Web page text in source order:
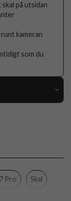
på utsidan
kameran
som du
(TPU)
Pro Skal